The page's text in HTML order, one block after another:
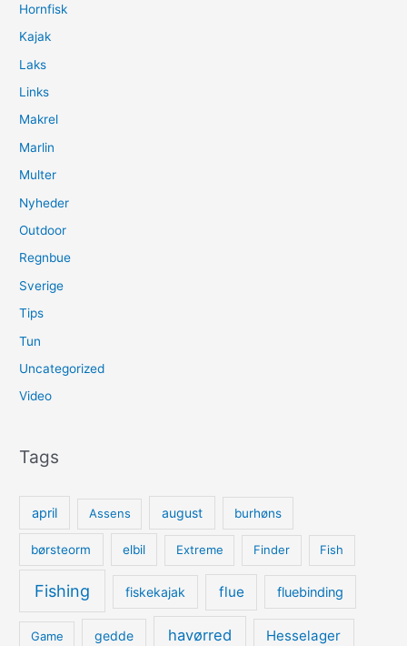
Hornfisk
Kajak
Laks
Links
Makrel
Marlin
Multer
Nyheder
Outdoor
Regnbue
Sverige
Tips
Tun
Uncategorized
Video
Tags
april Assens august burhøns
børsteorm elbil Extreme Finder Fish
Fishing fiskekajak flue fluebinding
Game gedde havørred Hesselager